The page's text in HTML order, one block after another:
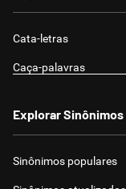
Cata-letras
Caça-palavras
Explorar Sinônimos
Sinônimos populares